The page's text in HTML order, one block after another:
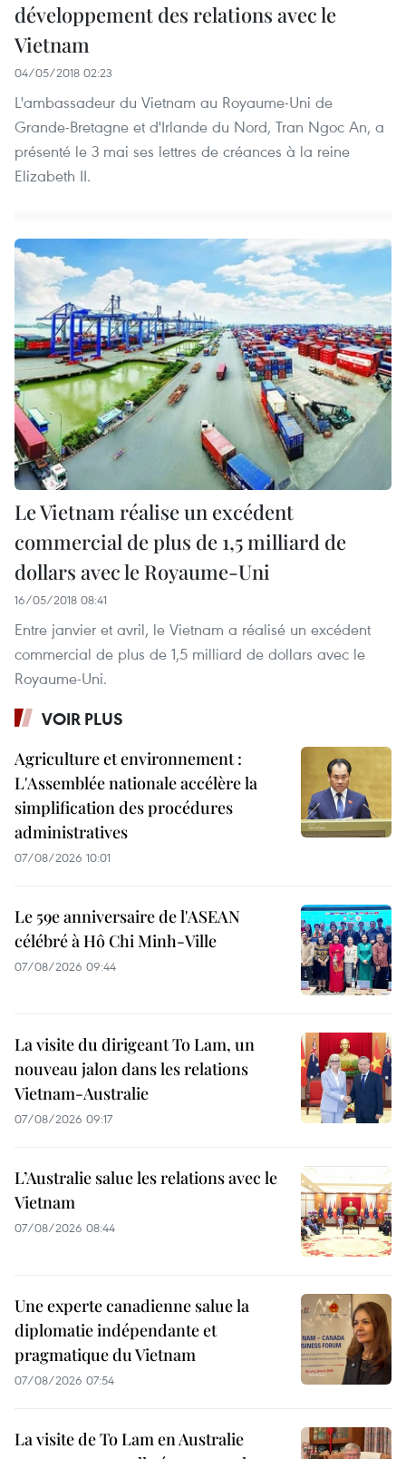
développement des relations avec le
Vietnam
04/05/2018 02:23
L'ambassadeur du Vietnam au Royaume-Uni de
Grande-Bretagne et d'Irlande du Nord, Tran Ngoc An, a
présenté le 3 mai ses lettres de créances à la reine
Elizabeth II.
Le Vietnam réalise un excédent
commercial de plus de 1,5 milliard de
dollars avec le Royaume-Uni
16/05/2018 08:41
Entre janvier et avril, le Vietnam a réalisé un excédent
commercial de plus de 1,5 milliard de dollars avec le
Royaume-Uni.
VOIR PLUS
Agriculture et environnement :
L'Assemblée nationale accélère la
simplification des procédures
administratives
07/08/2026 10:01
Le 59e anniversaire de l'ASEAN
célébré à Hô Chi Minh-Ville
07/08/2026 09:44
La visite du dirigeant To Lam, un
nouveau jalon dans les relations
Vietnam-Australie
07/08/2026 09:17
L’Australie salue les relations avec le
Vietnam
07/08/2026 08:44
Une experte canadienne salue la
diplomatie indépendante et
pragmatique du Vietnam
07/08/2026 07:54
La visite de To Lam en Australie